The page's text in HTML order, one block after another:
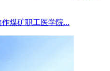
煤矿职工医学院...